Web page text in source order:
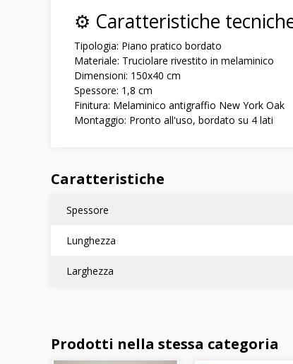
⚙️ Caratteristiche
Tipologia: Piano pratico bordato
Materiale: Truciolare rivestito in melaminico
Dimensioni: 150x40 cm
Spessore: 1,8 cm
Finitura: Melaminico antigraffio New York Oak
Montaggio: Pronto all'uso, bordato su 4 lati
Caratteristiche
Spessore
Lunghezza
Larghezza
Prodotti nella stessa categoria